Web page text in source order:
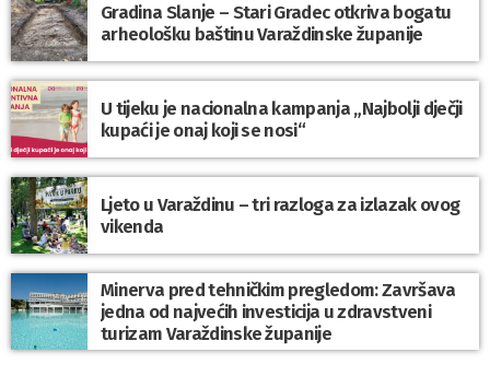
Gradina Slanje – Stari Gradec otkriva bogatu
arheološku baštinu Varaždinske županije
U tijeku je nacionalna kampanja „Najbolji dječji
kupaći je onaj koji se nosi“
Ljeto u Varaždinu – tri razloga za izlazak ovog
vikenda
Minerva pred tehničkim pregledom: Završava
jedna od najvećih investicija u zdravstveni
turizam Varaždinske županije